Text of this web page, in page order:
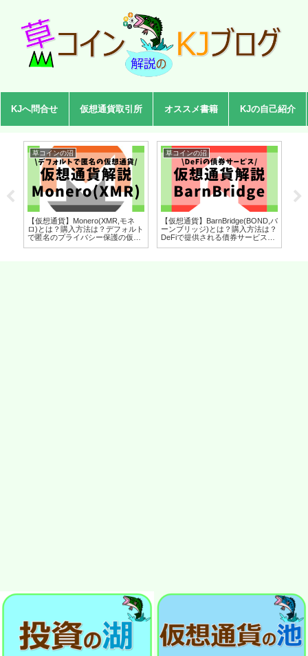
KJへ問合せ 仮想通貨取引所 オススメ書籍 KJの自己紹介
草コインの沼
【仮想通貨】Monero(XMR,モネ
ロ)とは？購入方法は？デフォルト
で匿名のプライバシー保護の仮想
草コインの沼
【仮想通貨】BarnBridge(BOND,バ
ーンブリッジ)とは？購入方法は？
DeFiで提供される債券サービスを